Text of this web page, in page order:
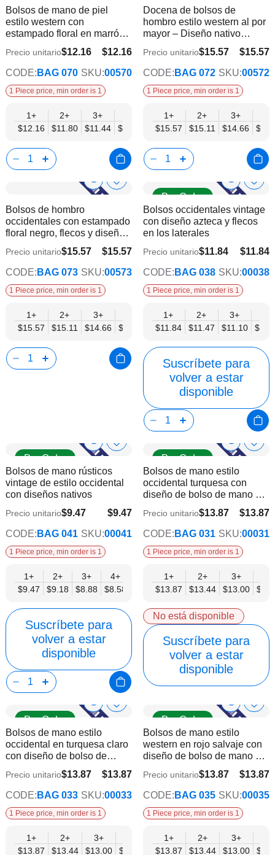
Info
de
deseos
Bolsos de mano de piel
estilo western con
estampado floral en marrón
oscuro para mujer
$12.16
$10.01
Precio unitario$12.16
CODE: BAG 070 SKU:00570
1 Piece price, min order is 1
1+
$12.16
2+
$11.80
3+
$11.44
$11.08
6+
$10.73
9+
$10.37
12+
$10.01
Info
lista
Docena de bolsos de
hombro estilo western al por
mayor – Diseño nativo
burdeos con flecos
$15.57
$12.82
Precio unitario$15.57
CODE: BAG 072 SKU:00572
1 Piece price, min order is 1
1+
$15.57
2+
$15.11
3+
$14.66
ShowAñadir
lista
de
deseos
Bolsos de hombro
occidentales con estampado
floral negro, flecos y diseño
$15.57
$12.82
Precio unitario$15.57
CODE: BAG 073 SKU:00573
1 Piece price, min order is 1
1+
$15.57
2+
$15.11
3+
$14.66
$14.20
6+
$13.74
9+
$13.28
12+
$12.82
Pre Order
Show
Info la
lista
Bolsos occidentales vintage
con diseño azteca y flecos
en los laterales
$11.84
$9.62
Precio unitario$11.84
CODE: BAG 038 SKU:00038
1 Piece price, min order is 1
1+
$11.84
2+
$11.47
3+
$11.10
Suscríbete para
volver a estar
disponible
Pre Order
Show
Info
Añadir
lista
deseos
Bolsos de mano rústicos
vintage de estilo occidental
con diseños nativos
$9.47
$7.70
Precio unitario$9.47
CODE: BAG 041 SKU:00041
1 Piece price, min order is 1
1+
$9.47
2+
$9.18
3+
$8.88
4+
$8.58
9+
$7.99
12+
$7.70
Suscríbete para
volver a estar
disponible
Pre Order
Show
Info
de
Bolsos de mano estilo
occidental turquesa con
diseño de bolso de mano y
$13.87
$11.27
Precio unitario$13.87
CODE: BAG 031 SKU:00031
1 Piece price, min order is 1
1+
$13.87
2+
$13.44
3+
$13.00
No está disponible
Suscríbete para
volver a estar
disponible
Pre Order
Show
Info
Añadir
lista
deseos
Bolsos de mano estilo
occidental en turquesa claro
con diseño de bolso de
mano y bandolera
$13.87
$11.27
Precio unitario$13.87
CODE: BAG 033 SKU:00033
1 Piece price, min order is 1
1+
$13.87
2+
$13.44
3+
$13.00
$12.57
6+
$12.14
9+
$11.70
12+
$11.27
Pre Order
Show
Info
lista
de
Bolsos de mano estilo
western en rojo salvaje con
diseño de bolso de mano y
$13.87
$11.27
Precio unitario$13.87
CODE: BAG 035 SKU:00035
1 Piece price, min order is 1
1+
$13.87
2+
$13.44
3+
$13.00